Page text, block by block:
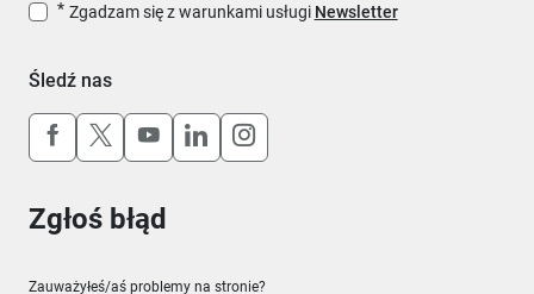
Zgadzam się z warunkami usługi Newsletter
Śledź nas
Uwaga, link otworzy się w nowym oknie
Uwaga, link otworzy się w nowym oknie
Uwaga, link otworzy się w nowym
Uwaga, link otworzy się w
Uwaga, link otworzy się w
Zgłoś błąd
Zauważyłeś/aś problemy na stronie?